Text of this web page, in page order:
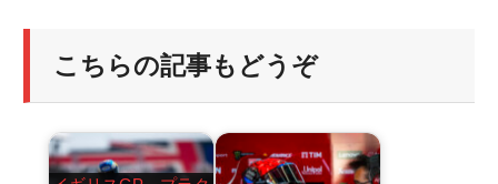
こちらの記事もどうぞ